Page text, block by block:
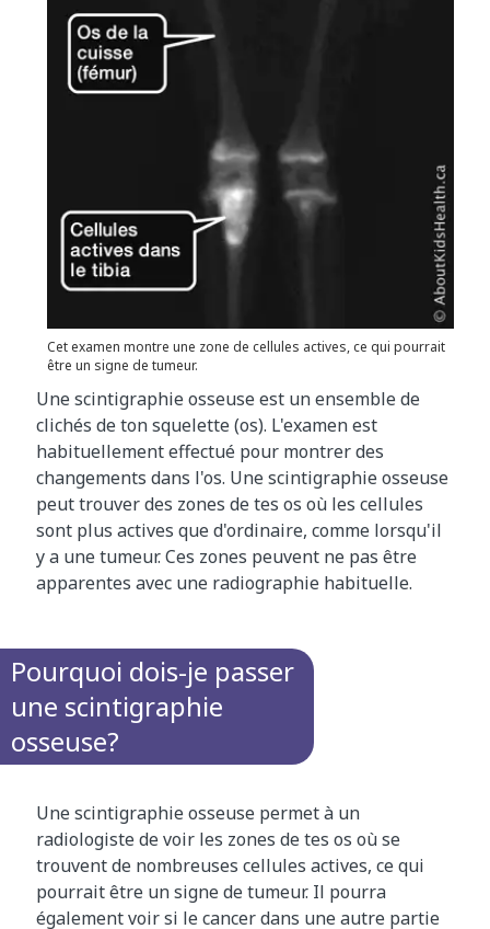
Cet examen montre une zone de cellules actives, ce qui pourrait
être un signe de tumeur.
Une scintigraphie osseuse est un ensemble de
clichés de ton squelette (os). L'examen est
habituellement effectué pour montrer des
changements dans l'os. Une scintigraphie osseuse
peut trouver des zones de tes os où les cellules
sont plus actives que d'ordinaire, comme lorsqu'il
y a une tumeur. Ces zones peuvent ne pas être
apparentes avec une radiographie habituelle.
Pourquoi dois-je passer
une scintigraphie
osseuse?
Une scintigraphie osseuse permet à un
radiologiste de voir les zones de tes os où se
trouvent de nombreuses cellules actives, ce qui
pourrait être un signe de tumeur. Il pourra
également voir si le cancer dans une autre partie